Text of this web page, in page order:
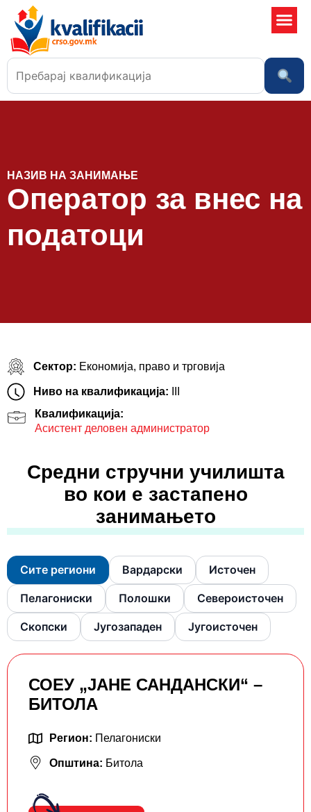
НАЗИВ НА ЗАНИМАЊЕ
Оператор за внес на
податоци
Сектор: Економија, право и трговија
Ниво на квалификација:
Квалификација:
Асистент деловен администратор
Средни стручни училишта
во кои е застапено
занимањето
Сите региони Вардарски Источен
Пелагониски Полошки Североисточен
Скопски Југозападен Југоисточен
СОЕУ „ЈАНЕ САНДАНСКИ“ –
БИТОЛА
Регион: Пелагониски
Општина: Битола